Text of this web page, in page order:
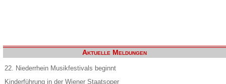
Aktuelle Meldungen
22. Niederrhein Musikfestivals beginnt
Kinderführung in der Wiener Staatsoper